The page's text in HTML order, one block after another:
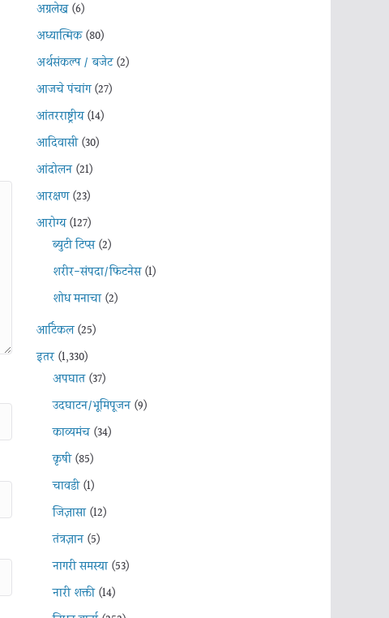
अग्रलेख(6)
अध्यात्मिक(80)
अर्थसंकल्प / बजेट(2)
आजचे पंचांग(27)
आंतरराष्ट्रीय(14)
आदिवासी(30)
आंदोलन(21)
आरक्षण(23)
आरोग्य(127)
ब्युटी टिप्स(2)
शरीर-संपदा/फिटनेस(1)
शोध मनाचा(2)
आर्टिकल(25)
इतर(1,330)
अपघात(37)
उदघाटन/भूमिपूजन(9)
काव्यमंच(34)
कृषी(85)
चावडी(1)
जिज्ञासा(12)
तंत्रज्ञान(5)
नागरी समस्या(53)
नारी शक्ती(14)